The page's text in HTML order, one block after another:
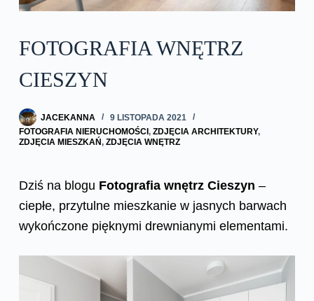
FOTOGRAFIA WNĘTRZ
CIESZYN
JACEKANNA
9 LISTOPADA 2021
FOTOGRAFIA NIERUCHOMOŚCI , ZDJĘCIA ARCHITEKTURY,
ZDJĘCIA MIESZKAŃ, ZDJĘCIA WNĘTRZ
Dziś na blogu Fotografia wnętrz Cieszyn –
ciepłe, przytulne mieszkanie w jasnych barwach
wykończone pięknymi drewnianymi elementami.